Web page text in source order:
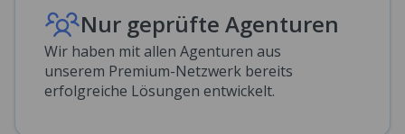
Nur geprüfte Agenturen
Wir haben mit allen Agenturen aus
unserem Premium-Netzwerk bereits
erfolgreiche Lösungen entwickelt.